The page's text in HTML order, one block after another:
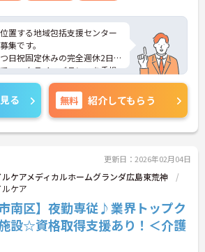
置する地域包括支援センター
集です。
日祝固定休みの完全週休2日
ワークライフバランスを重視
の求人です♪
接のポイントお伝えしますの
ださい。
る 無料 紹介してもらう
更新日：2026年02月04日
ケアメディカルホームグランダ広島東荒神
ケア
南区】夜勤専従♪業界トップク
設☆資格取得支援あり！＜介護